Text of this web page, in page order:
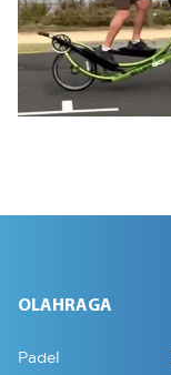
OLAHRAGA
Padel